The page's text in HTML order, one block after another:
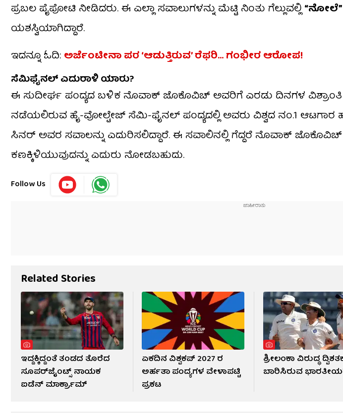
ಪ್ರಬಲ ಪೈಪೋಟಿ ನೀಡಿದರು. ಈ ಎಲ್ಲಾ ಸವಾಲುಗಳನ್ನು ಮೆಟ್ಟಿ ನಿಂತು ಗೆಲ್ಲುವಲ್ಲಿ“ನೋಲೆ”
ಯಶಸ್ವಿಯಾಗಿದ್ದಾರೆ.
ಇದನ್ನೂ ಓದಿ: ಅರ್ಜೆಂಟೀನಾ ಪರ ‘ಆಡುತ್ತಿರುವ’ ರೆಫರಿ… ಗಂಭೀರ ಆರೋಪ!
ಸೆಮಿಫೈನಲ್ ಎದುರಾಳಿ ಯಾರು?
ಈ ಸುದೀರ್ಘ ಪಂದ್ಯದ ಬಳಿಕ ನೊವಾಕ್ ಜೊಕೊವಿಚ್ ಅವರಿಗೆ ಎರಡು ದಿನಗಳ ವಿಶ್ರಾಂತಿ
ನಡೆಯಲಿರುವ ಹೈ-ವೋಲ್ಟೇಜ್ ಸೆಮಿ-ಫೈನಲ್ ಪಂದ್ಯದಲ್ಲಿ ಅವರು ವಿಶ್ವದ ನಂ.1
ಸಿನರ್ ಅವರ ಸವಾಲನ್ನು ಎದುರಿಸಲಿದ್ದಾರೆ. ಈ ಸವಾಲಿನಲ್ಲಿ ಗೆದ್ದರೆ ನೊವಾಕ್
ಕಣಕ್ಕಿಳಿಯುವುದನ್ನು ಎದುರು ನೋಡಬಹುದು.
Follow Us
Related Stories
ಇದ್ದಕ್ಕಿದ್ದಂತೆ ತಂಡದ ತೊರೆದ
ಸೂಪರ್‌ಜೈಂಟ್ಸ್ ನಾಯಕ
ಐಡೆನ್ ಮಾರ್ಕ್ರಾಮ್
ಏಕದಿನ ವಿಶ್ವಕಪ್ 2027 ರ
ಅರ್ಹತಾ ಪಂದ್ಯಗಳ ವೇಳಾಪಟ್ಟಿ
ಪ್ರಕಟ
ಶ್ರೀಲಂಕಾ ವಿರುದ್ಧ
ಬಾರಿಸಿರುವ